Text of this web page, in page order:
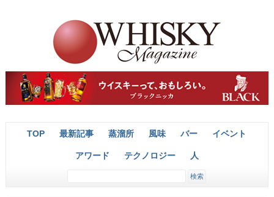
TOP 最新記事 蒸溜所 風味 バー イベント
アワード テクノロジー 人